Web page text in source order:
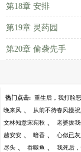
第18章 安排
第19章 灵药园
第20章 偷袭先手
热门点击: 重生后，我打脸
晚来风 、 从前不待春风慢
文林知意宋宛秋 、 老婆拔
越安安 、 暗香 、 心似已
尽头 、 吞噬鱼 、 我死后